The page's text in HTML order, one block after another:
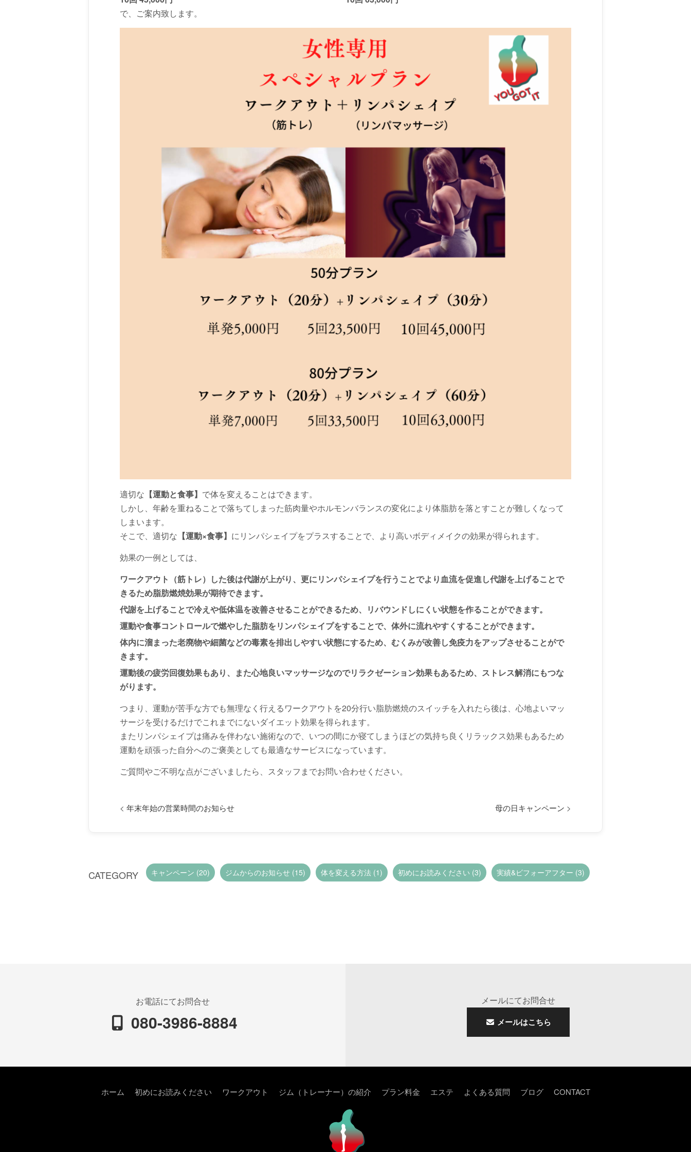
で、ご案内致します。
適切な 【運動と食事】 で体を変えることはできます。
しかし、年齢を重ねることで落ちてしまった筋肉量やホルモンバランスの変化により体脂肪を落とすことが難しくなって
しまいます。
そこで、適切な 【運動×食事】 にリンパシェイプをプラスすることで、より高いボディメイクの効果が得られます。
効果の一例としては、
ワークアウト（筋トレ）した後は代謝が上がり、更にリンパシェイプを行うことでより血流を促進し代謝を上げることで
きるため脂肪燃焼効果が期待できます。
代謝を上げることで冷えや低体温を改善させることができるため、リバウンドしにくい状態を作ることができます。
運動や食事コントロールで燃やした脂肪をリンパシェイプをすることで、体外に流れやすくすることができます。
体内に溜まった老廃物や細菌などの毒素を排出しやすい状態にするため、むくみが改善し免疫力をアップさせることがで
きます。
運動後の疲労回復効果もあり、また心地良いマッサージなのでリラクゼーション効果もあるため、ストレス解消にもつな
がります。
つまり、運動が苦手な方でも無理なく行えるワークアウトを20分行い脂肪燃焼のスイッチを入れたら後は、心地よいマッ
サージを受けるだけでこれまでにないダイエット効果を得られます。
またリンパシェイプは痛みを伴わない施術なので、いつの間にか寝てしまうほどの気持ち良くリラックス効果もあるため
運動を頑張った自分へのご褒美としても最適なサービスになっています。
ご質問やご不明な点がございましたら、スタッフまでお問い合わせください。
< 年末年始の営業時間のお知らせ 母の日キャンペーン >
CATEGORY キャンペーン (20) ジムからのお知らせ (15) 体を変える方法 (1) 初めにお読みください (3) 実績&ビフォーアフター (3)
お電話にてお問合せ
080-3986-8884
メールにてお問合せ
メールはこちら
ホーム 初めにお読みください ワークアウト ジム（トレーナー）の紹介 プラン料金 エステ よくある質問 ブログ CONTACT